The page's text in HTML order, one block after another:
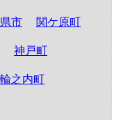
市 関ケ原町
神戸町
輪之内町